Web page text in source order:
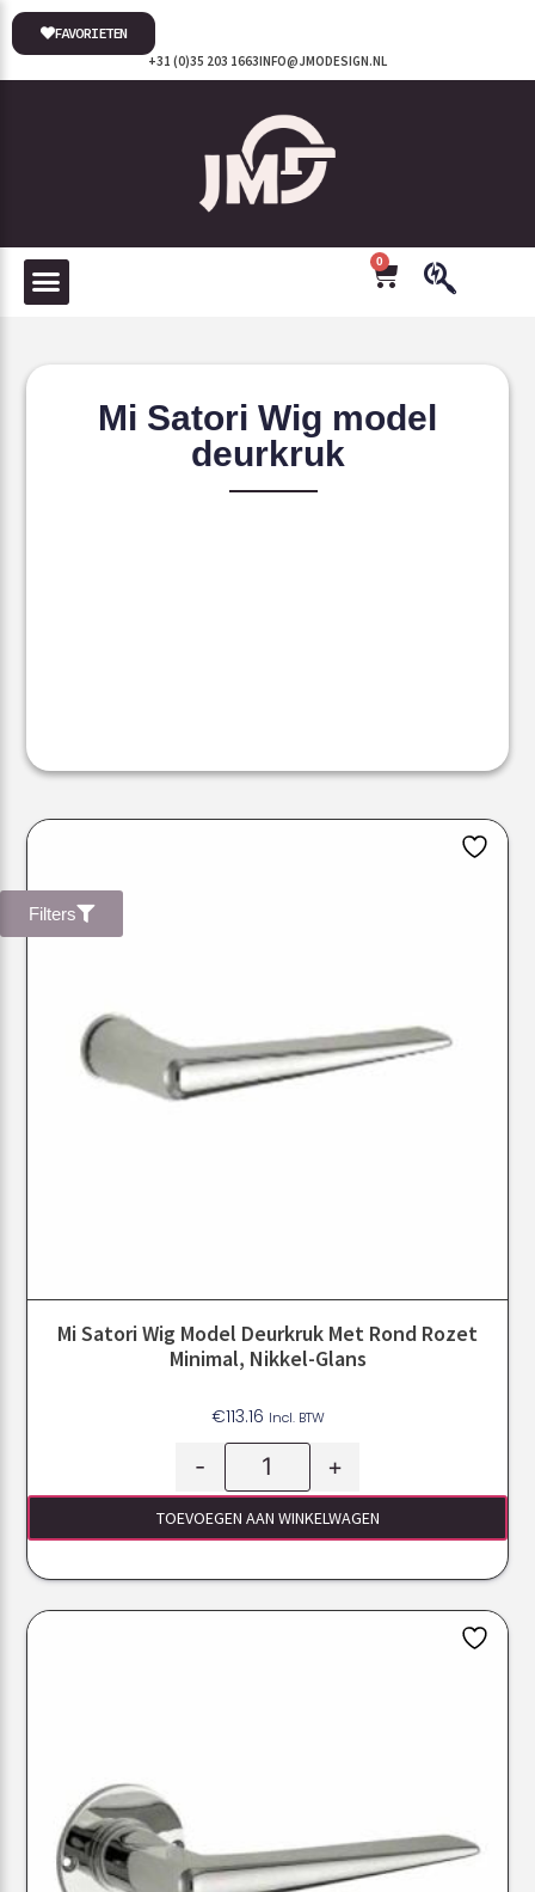
INFO@JMODESIGN.NL
+31 (0)35 203 1663
FAVORIETEN
0
Mi Satori Wig model
deurkruk
Filters
Mi Satori Wig Model Deurkruk Met Rond Rozet
Minimal, Nikkel-Glans
€113.16 Incl. BTW
- +
TOEVOEGEN AAN WINKELWAGEN